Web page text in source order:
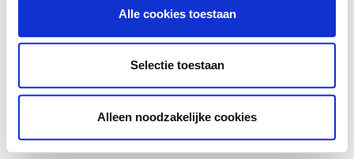
Alle cookies toestaan
Selectie toestaan
Alleen noodzakelijke cookies